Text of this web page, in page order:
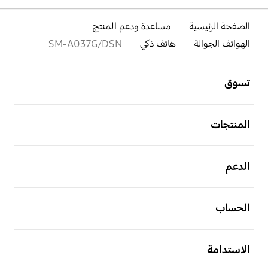
الصفحة الرئيسية
مساعدة ودعم المنتج
الهواتف الجوالة
هاتف ذكي SM-A037G/DSN
تسوق
المنتجات
الدعم
الحساب
الاستدامة